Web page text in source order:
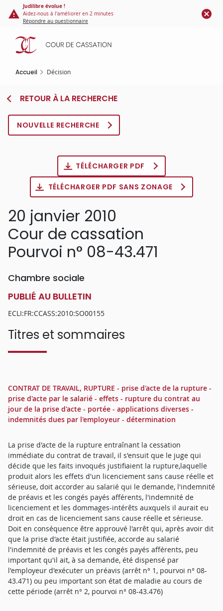
Panneau de gestion des cookies
contenu
principal
Judilibre évolue !
Aidez-nous à l'améliorer en 2 minutes
Répondre au questionnaire
Accueil Décision
RETOUR À LA RECHERCHE
NOUVELLE RECHERCHE
TÉLÉCHARGER PDF
TÉLÉCHARGER PDF SANS ZONAGE
20 janvier 2010
Cour de cassation
Pourvoi n° 08-43.471
Chambre sociale
PUBLIÉ AU BULLETIN
ECLI:FR:CCASS:2010:SO00155
Titres et sommaires
CONTRAT DE TRAVAIL, RUPTURE - prise d'acte de la rupture -
prise d'acte par le salarié - effets - rupture du contrat au
jour de la prise d'acte - portée - applications diverses -
indemnités dues par l'employeur - détermination
La prise d'acte de la rupture entraînant la cessation
immédiate du contrat de travail, il s'ensuit que le juge qui
décide que les faits invoqués justifiaient la rupture,laquelle
produit alors les effets d'un licenciement sans cause réelle et
sérieuse, doit accorder au salarié qui le demande, l'indemnité
de préavis et les congés payés afférents, l'indemnité de
licenciement et les dommages-intérêts auxquels il aurait eu
droit en cas de licenciement sans cause réelle et sérieuse.
Doit en conséquence être approuvé l'arrêt qui, après avoir dit
que la prise d'acte était justifiée, accorde au salarié
l'indemnité de préavis et les congés payés afférents, peu
important qu'il ait, à sa demande, été dispensé par
l'employeur d'exécuter un préavis (arrêt n° 1, pourvoi n° 08-
43.471) ou peu important son état de maladie au cours de
cette période (arrêt n° 2, pourvoi n° 08-43.476)